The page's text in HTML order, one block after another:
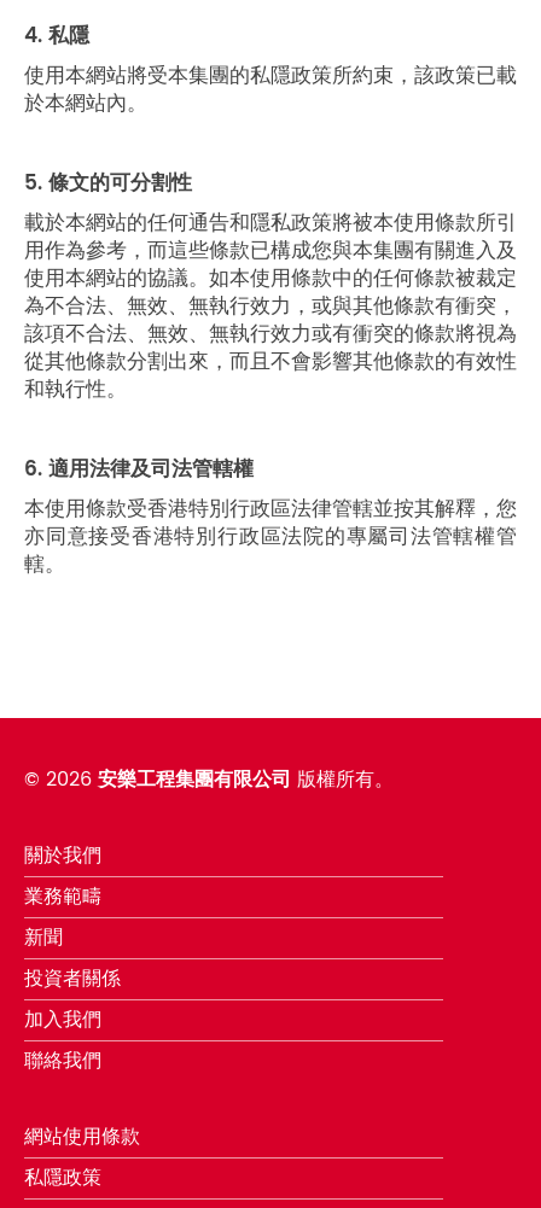
4. 私隱
使用本網站將受本集團的私隱政策所約束，該政策已載
於本網站內。
5. 條文的可分割性
載於本網站的任何通告和隱私政策將被本使用條款所引
用作為參考，而這些條款已構成您與本集團有關進入及
使用本網站的協議。如本使用條款中的任何條款被裁定
為不合法、無效、無執行效力，或與其他條款有衝突，
該項不合法、無效、無執行效力或有衝突的條款將視為
從其他條款分割出來，而且不會影響其他條款的有效性
和執行性。
6. 適用法律及司法管轄權
本使用條款受香港特別行政區法律管轄並按其解釋，您
亦同意接受香港特別行政區法院的專屬司法管轄權管
轄。
© 2026安樂工程集團有限公司 版權所有。
關於我們
業務範疇
新聞
投資者關係
加入我們
聯絡我們
網站使用條款
私隱政策